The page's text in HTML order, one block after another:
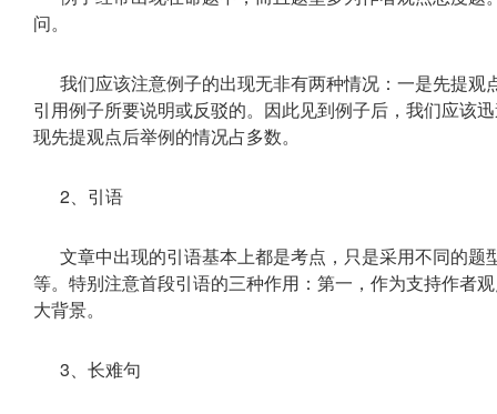
问。
我们应该注意例子的出现无非有两种情况：一是先提
引用例子所要说明或反驳的。因此见到例子后，我们应该
现先提观点后举例的情况占多数。
2、引语
文章中出现的引语基本上都是考点，只是采用不同的
等。特别注意首段引语的三种作用：第一，作为支持作者
大背景。
3、长难句